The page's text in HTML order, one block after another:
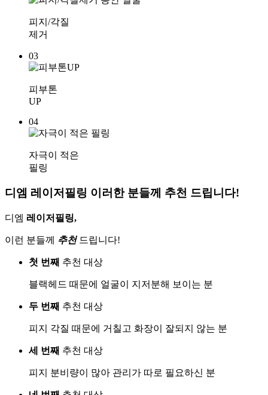
피지/각질
제거
03
피부톤
UP
04
자극이 적은
필링
디엠 레이저필링 이러한 분들께 추천 드립니다!
디엠 레이저필링,
이런 분들께 추천드립니다!
첫 번째 추천 대상
블랙헤드 때문에 얼굴이 지저분해 보이는 분
두 번째 추천 대상
피지 각질 때문에 거칠고 화장이 잘되지 않는 분
세 번째 추천 대상
피지 분비량이 많아 관리가 따로 필요하신 분